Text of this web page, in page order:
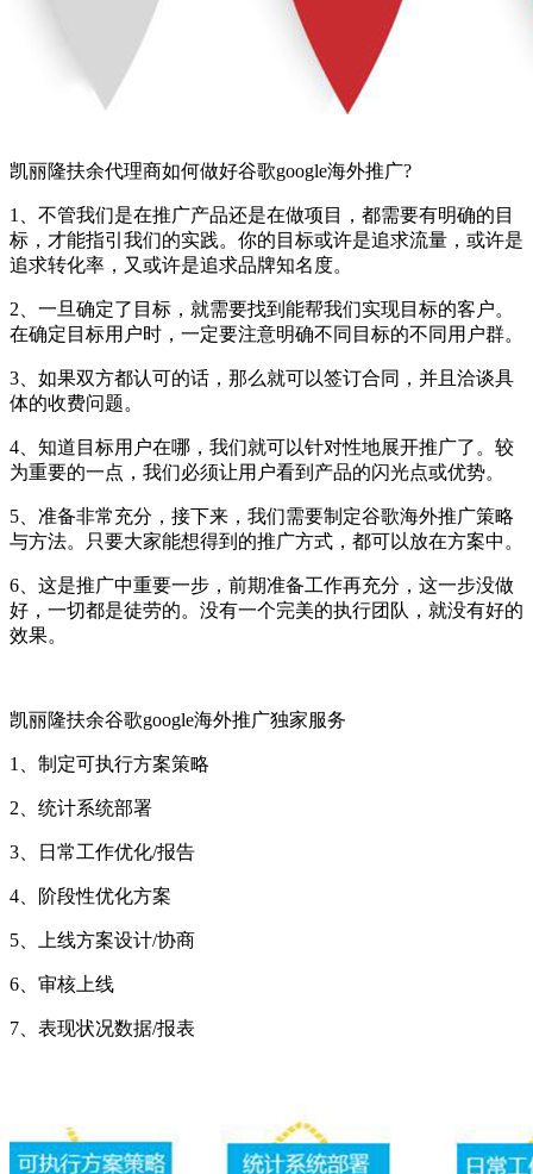
凯丽隆扶余代理商如何做好谷歌google海外推广?
1、不管我们是在推广产品还是在做项目，都需要有明确的目
标，才能指引我们的实践。你的目标或许是追求流量，或许是
追求转化率，又或许是追求品牌知名度。
2、一旦确定了目标，就需要找到能帮我们实现目标的客户。
在确定目标用户时，一定要注意明确不同目标的不同用户群。
3、如果双方都认可的话，那么就可以签订合同，并且洽谈具
体的收费问题。
4、知道目标用户在哪，我们就可以针对性地展开推广了。较
为重要的一点，我们必须让用户看到产品的闪光点或优势。
5、准备非常充分，接下来，我们需要制定谷歌海外推广策略
与方法。只要大家能想得到的推广方式，都可以放在方案中。
6、这是推广中重要一步，前期准备工作再充分，这一步没做
好，一切都是徒劳的。没有一个完美的执行团队，就没有好的
效果。
凯丽隆扶余谷歌google海外推广独家服务
1、制定可执行方案策略
2、统计系统部署
3、日常工作优化/报告
4、阶段性优化方案
5、上线方案设计/协商
6、审核上线
7、表现状况数据/报表